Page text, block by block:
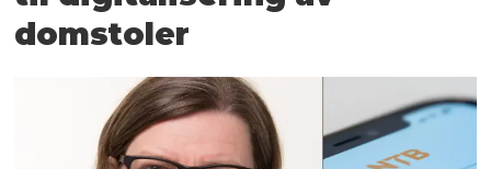
domstoler